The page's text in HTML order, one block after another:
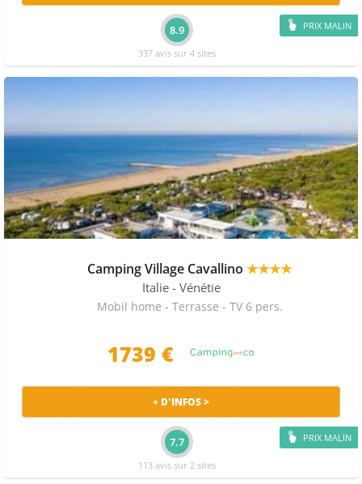
PRIX MALIN
8.9
337 avis sur 4 sites
Camping Village Cavallino ★★★★
Italie - Vénétie
Mobil home - Terrasse - TV 6 pers.
1739 €
PRIX MALIN
+ D'INFOS >
7.7
113 avis sur 2 sites